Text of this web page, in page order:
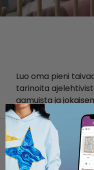
Luo oma pieni
tarinoita
aamuista ja
loputtomista